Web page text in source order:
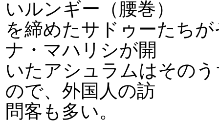
いルンギー（腰巻）
を締めたサドゥーたち
ナ・マハリシが開
いたアシュラムはその
ので、外国人の訪
問客も多い。